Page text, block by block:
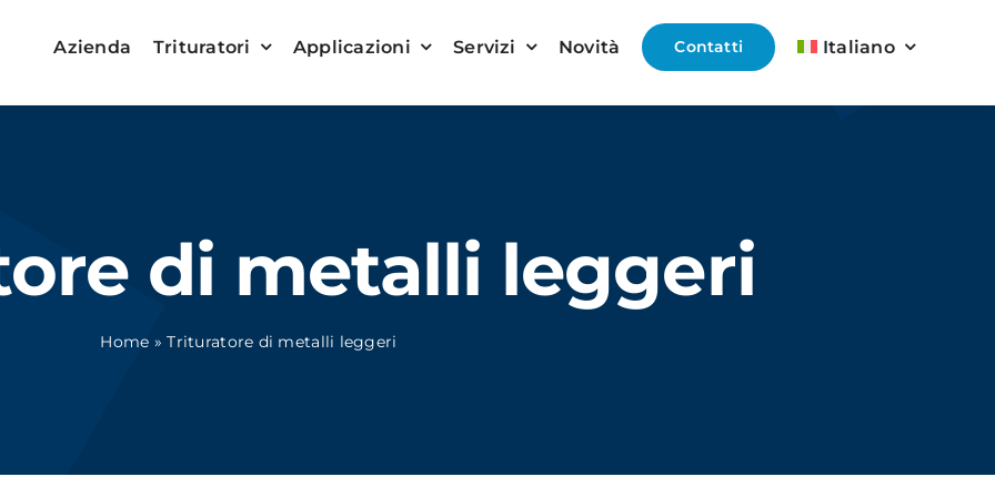
Azienda Trituratori Applicazioni Servizi Novità Contatti Italiano
di metalli leggeri
Home »Trituratore di metalli leggeri